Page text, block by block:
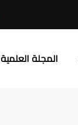
المجلة العلمية